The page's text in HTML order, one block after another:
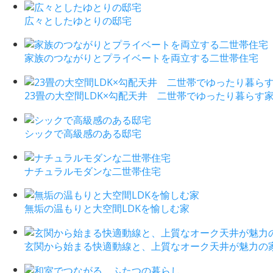
広々としたゆとりの邸宅
家族のつながりとプライベートを両立する二世帯住宅
23畳の大空間LDK×勾配天井 二世帯でゆったり暮らす
シックで高級感のある邸宅
ナチュラルモダンな二世帯住宅
無垢の温もりと大空間LDKを愉しむ家
玄関から始まる快適動線と、上質なオーク天井が魅力の